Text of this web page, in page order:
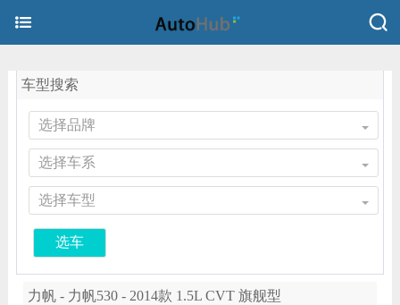
车型搜索
选择品牌
选择车系
选择车型
选车
力帆 - 力帆530 - 2014款 1.5L CVT 旗舰型